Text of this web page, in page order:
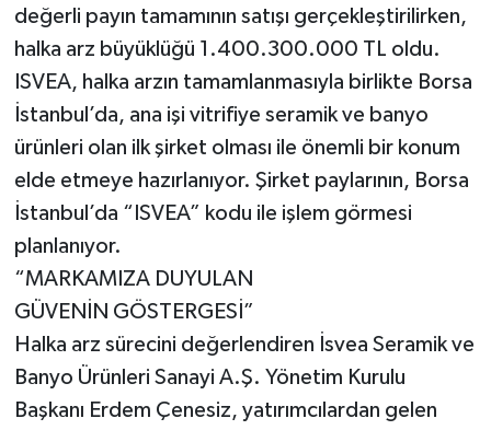
değerli payın tamamının satışı gerçekleştirilirken,
halka arz büyüklüğü 1.400.300.000 TL oldu.
ISVEA, halka arzın tamamlanmasıyla birlikte Borsa
İstanbul’da, ana işi vitrifiye seramik ve banyo
ürünleri olan ilk şirket olması ile önemli bir konum
elde etmeye hazırlanıyor. Şirket paylarının, Borsa
İstanbul’da “ISVEA” kodu ile işlem görmesi
planlanıyor.
“MARKAMIZA DUYULAN
GÜVENİN GÖSTERGESİ”
Halka arz sürecini değerlendiren İsvea Seramik ve
Banyo Ürünleri Sanayi A.Ş. Yönetim Kurulu
Başkanı Erdem Çenesiz, yatırımcılardan gelen